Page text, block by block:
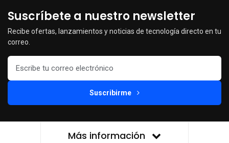
Suscríbete a nuestro newsletter
Recibe ofertas, lanzamientos y noticias de tecnología directo en tu
correo.
Suscribirme
Más información